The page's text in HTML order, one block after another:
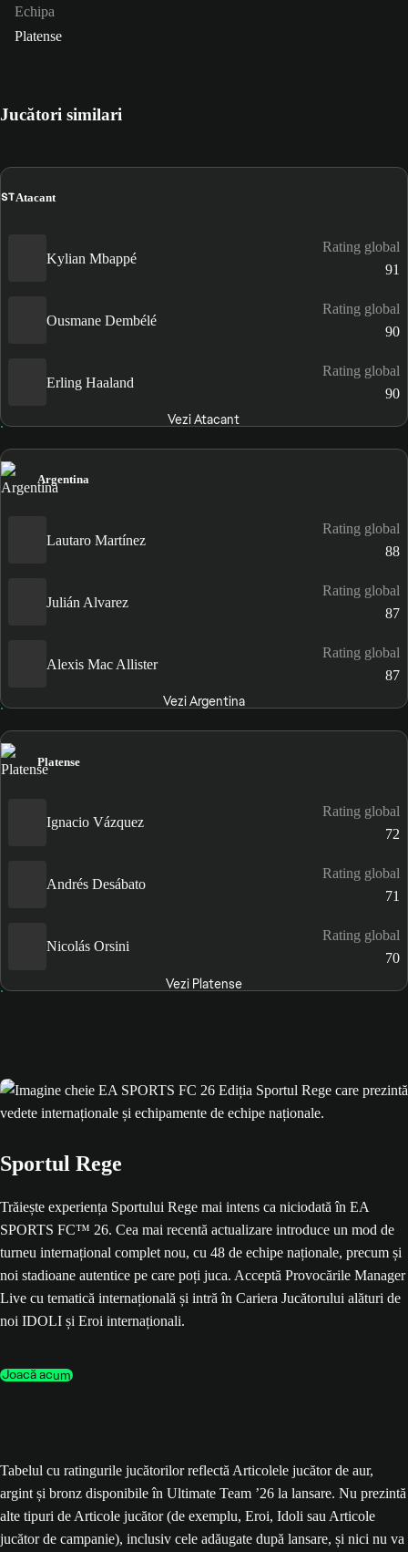
Echipa
Platense
Jucători similari
STAtacant
Kylian Mbappé
Rating global
91
Ousmane Dembélé
Rating global
90
Erling Haaland
Rating global
90
Vezi Atacant
Argentina
Lautaro Martínez
Rating global
88
Julián Alvarez
Rating global
87
Alexis Mac Allister
Rating global
87
Vezi Argentina
Platense
Ignacio Vázquez
Rating global
72
Andrés Desábato
Rating global
71
Nicolás Orsini
Rating global
70
Vezi Platense
Sportul Rege
Trăiește experiența Sportului Rege mai intens ca niciodată în EA
SPORTS FC™ 26. Cea mai recentă actualizare introduce un mod de
turneu internațional complet nou, cu 48 de echipe naționale, precum și
noi stadioane autentice pe care poți juca. Acceptă Provocările Manager
Live cu tematică internațională și intră în Cariera Jucătorului alături de
noi IDOLI și Eroi internaționali.
Joacă acum
Tabelul cu ratingurile jucătorilor reflectă Articolele jucător de aur,
argint și bronz disponibile în Ultimate Team ’26 la lansare. Nu prezintă
alte tipuri de Articole jucător (de exemplu, Eroi, Idoli sau Articole
jucător de campanie), inclusiv cele adăugate după lansare, și nici nu va